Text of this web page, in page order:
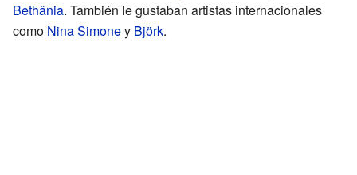
Bethânia. También le gustaban artistas internacionales
como Nina Simoney Björk.